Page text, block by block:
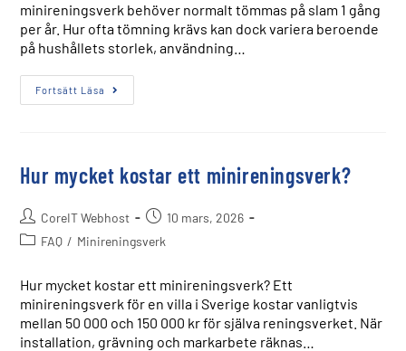
minireningsverk behöver normalt tömmas på slam 1 gång
per år. Hur ofta tömning krävs kan dock variera beroende
på hushållets storlek, användning…
Fortsätt Läsa
Hur mycket kostar ett minireningsverk?
CoreIT Webhost
10 mars, 2026
FAQ / Minireningsverk
Hur mycket kostar ett minireningsverk? Ett
minireningsverk för en villa i Sverige kostar vanligtvis
mellan 50 000 och 150 000 kr för själva reningsverket. När
installation, grävning och markarbete räknas…